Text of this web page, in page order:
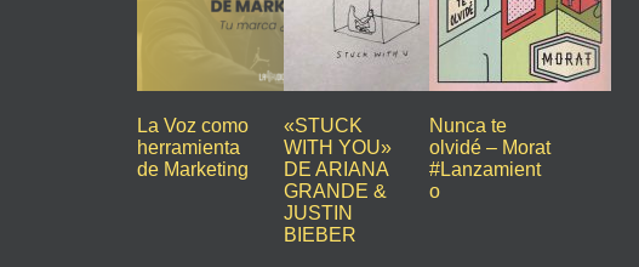
La Voz como
herramienta
de Marketing
«STUCK
WITH YOU»
DE ARIANA
GRANDE &
JUSTIN
BIEBER
Nunca te
olvidé – Morat
#Lanzamient
o